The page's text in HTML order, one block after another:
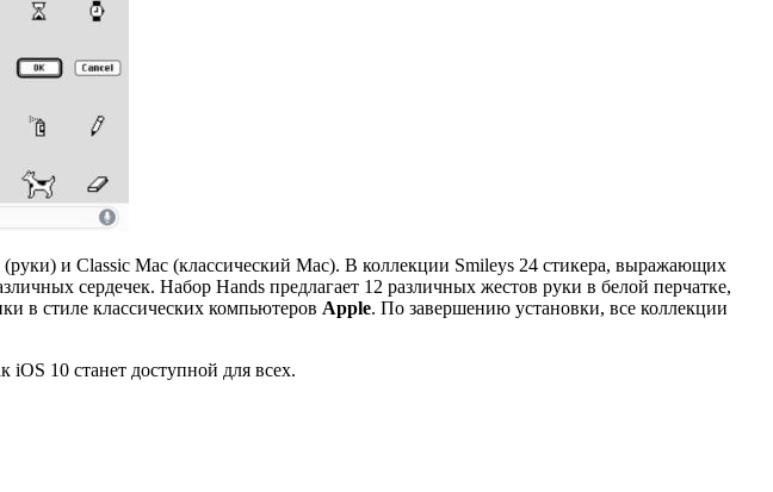
и Classic Mac (классический Mac). В коллекции Smileys 24 стикера, выражающих
сердечек. Набор Hands предлагает 12 различных жестов руки в белой перчатке,
в стиле классических компьютеров Apple. По завершению установки, все коллекции
iOS 10 станет доступной для всех.